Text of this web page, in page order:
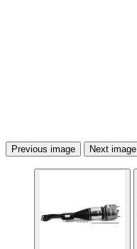
Previous image Next image